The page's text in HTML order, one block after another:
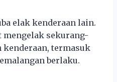
elak kenderaan lain.
mengelak sekurang-
kenderaan, termasuk
berlaku.